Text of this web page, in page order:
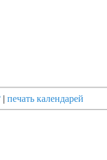
| печать календарей